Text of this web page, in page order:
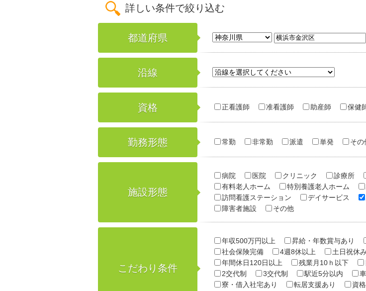
詳しい条件で絞り込む
都道府県
沿線
資格 正看護師 准看護師 助産師 保健
勤務形態 常勤 非常勤 派遣 単発 その
施設形態
病院 医院 クリニック 診療所
有料老人ホーム
特別養護老人ホーム
訪問看護ステーション
デイサービス
障害者施設
その他
こだわり条件
年収500万円以上 昇給・年数賞与あり
社会保険完備
4週8休以上
土日祝休み
年間休日120日以上
残業月10ｈ以下
2交代制
3交代制 駅近5分以内
寮・借入社宅あり
転居支援あり
資